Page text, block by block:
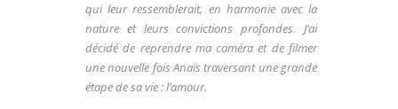
qui leur ressemblerait, en harmonie avec la
nature et leurs convictions profondes. J’ai
décidé de reprendre ma caméra et de filmer
une nouvelle fois Anaïs traversant une grande
étape de sa vie : l’amour.